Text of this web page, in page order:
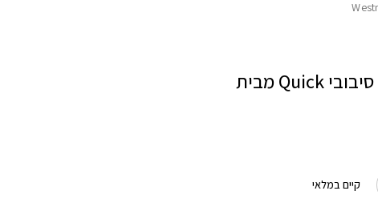
קולפן ירקות סיבובי Quick מבית
קיים במלאי